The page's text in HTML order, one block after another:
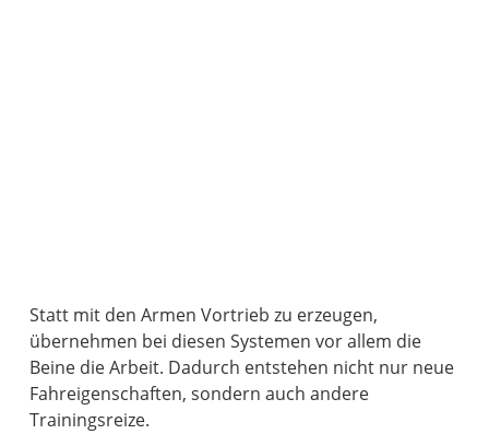
Statt mit den Armen Vortrieb zu erzeugen,
übernehmen bei diesen Systemen vor allem die
Beine die Arbeit. Dadurch entstehen nicht nur neue
Fahreigenschaften, sondern auch andere
Trainingsreize.